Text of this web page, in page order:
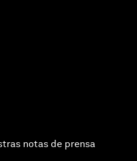
notas de prensa